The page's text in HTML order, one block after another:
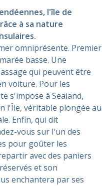
l'île de
à sa nature
omniprésente. Premier
basse. Une
qui peuvent être
voiture. Pour les
s'impose à Sealand,
l'Île, véritable plongée au
Enfin, qui dit
vous sur l'un des
pour goûter les
avec des paniers
et son
enchantera par ses